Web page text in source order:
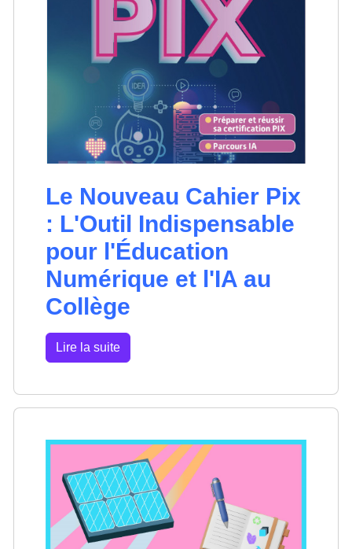
Le Nouveau Cahier Pix
: L'Outil Indispensable
pour l'Éducation
Numérique et l'IA au
Collège
Lire la suite